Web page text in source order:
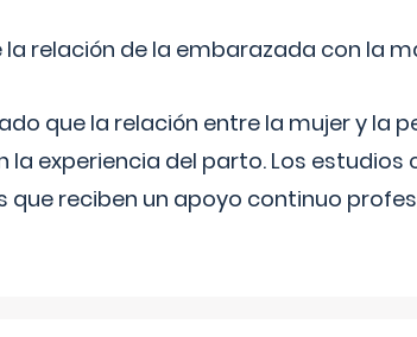
la relación de la embarazada con la
que la relación entre la mujer y la
la experiencia del parto. Los
que reciben un apoyo continuo